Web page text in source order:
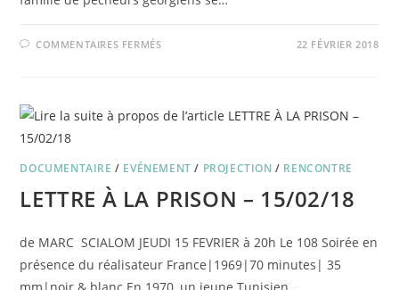
COMMENTAIRES FERMÉSSUR 22 FÉVRIER 2018
DOCUMENTAIRE / EVÉNEMENT / PROJECTION / RENCONTRE
LETTRE À LA PRISON – 15/02/18
de MARC SCIALOM JEUDI 15 FEVRIER à 20h Le 108 Soirée en
présence du réalisateur France|1969|70 minutes| 35
mm|noir & blanc En 1970, un jeune Tunisien…